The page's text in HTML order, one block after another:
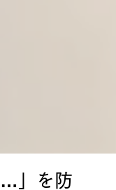
…」を防